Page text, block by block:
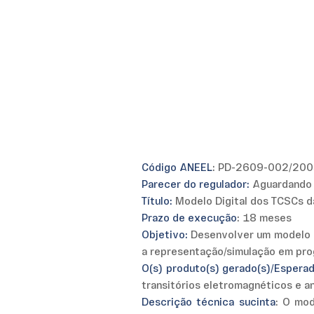
Código ANEEL: PD-2609-002/
Parecer do regulador:
Título: Modelo Digital dos TCSCs
Prazo de execução: 18 meses
Objetivo: Desenvolver um
a representação/simulação em
O(s) produto(s) gerado(s)/
transitórios eletromagnéticos e
Descrição técnica sucinta: O